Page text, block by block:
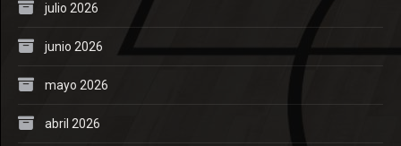
julio 2026
junio 2026
mayo 2026
abril 2026